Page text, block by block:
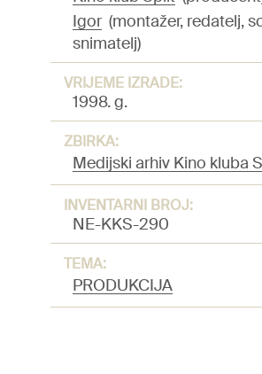
Igor(montažer, redatelj,
snimatelj)
VRIJEME IZRADE:
1998. g.
ZBIRKA:
Medijski arhiv Kino kluba
INVENTARNI BROJ:
NE-KKS-290
TEMA:
PRODUKCIJA